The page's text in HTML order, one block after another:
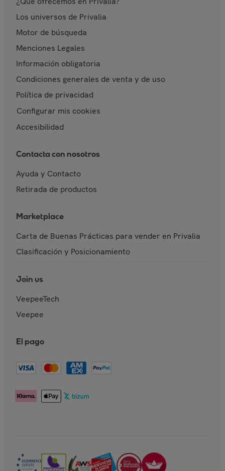
Los universos de Privalia
Motor de búsqueda
Menciones Legales
Información obligatoria
Condiciones generales de venta y de uso
Política de privacidad
Configurar mis cookies
Accesibilidad
Contacta con nosotros
Ayuda y Contacto
Retirada de productos
Marketplace
Carta de Buenas Prácticas para vender en Privalia
Clasificación y Posicionamiento
Join us
VeepeeTech
Veepee
El pago